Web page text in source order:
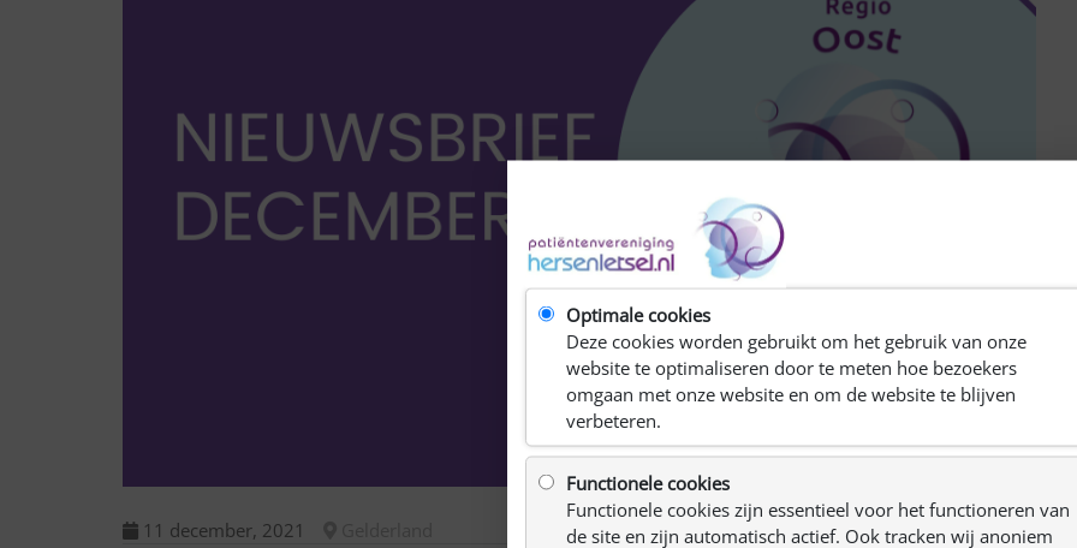
11 december, 2021
Optimale cookies
Deze cookies worden gebruikt om het gebruik van onze
website te optimaliseren door te meten hoe bezoekers
omgaan met onze website en om de website te blijven
verbeteren.
Functionele cookies
Functionele cookies zijn essentieel voor het functioneren van
de site en zijn automatisch actief. Ook tracken wij anoniem